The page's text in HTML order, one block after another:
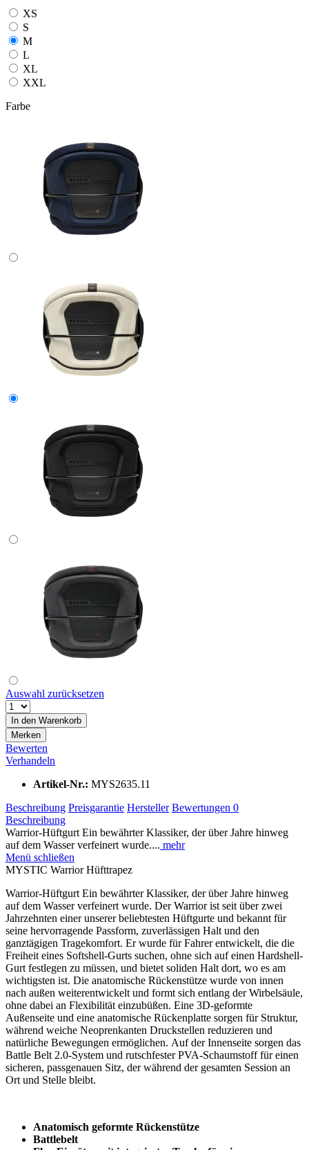
XS
S
M
L
XL
XXL
Farbe
Auswahl zurücksetzen
In den Warenkorb
Merken
Bewerten
Verhandeln
Artikel-Nr.: MYS2635.11
Beschreibung Preisgarantie Hersteller Bewertungen 0
Beschreibung
Warrior-Hüftgurt Ein bewährter Klassiker, der über Jahre hinweg
auf dem Wasser verfeinert wurde.... mehr
Menü schließen
MYSTIC Warrior Hüfttrapez
Warrior-Hüftgurt Ein bewährter Klassiker, der über Jahre hinweg
auf dem Wasser verfeinert wurde. Der Warrior ist seit über zwei
Jahrzehnten einer unserer beliebtesten Hüftgurte und bekannt für
seine hervorragende Passform, zuverlässigen Halt und den
ganztägigen Tragekomfort. Er wurde für Fahrer entwickelt, die die
Freiheit eines Softshell-Gurts suchen, ohne sich auf einen Hardshell-
Gurt festlegen zu müssen, und bietet soliden Halt dort, wo es am
wichtigsten ist. Die anatomische Rückenstütze wurde von innen
nach außen weiterentwickelt und formt sich entlang der Wirbelsäule,
ohne dabei an Flexibilität einzubüßen. Eine 3D-geformte
Außenseite und eine anatomische Rückenplatte sorgen für Struktur,
während weiche Neoprenkanten Druckstellen reduzieren und
natürliche Bewegungen ermöglichen. Auf der Innenseite sorgen das
Battle Belt 2.0-System und rutschfester PVA-Schaumstoff für einen
sicheren, passgenauen Sitz, der während der gesamten Session an
Ort und Stelle bleibt.
Anatomisch geformte Rückenstütze
Battlebelt